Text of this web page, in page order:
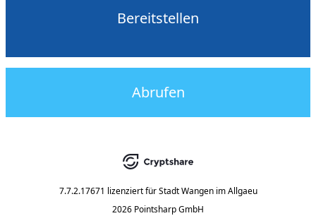
Bereitstellen
Abrufen
7.7.2.17671 lizenziert für Stadt Wangen im Allgaeu
2026 Pointsharp GmbH